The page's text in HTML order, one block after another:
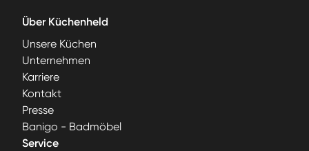
Über Küchenheld
Unsere Küchen
Unternehmen
Karriere
Kontakt
Presse
Banigo - Badmöbel
Service